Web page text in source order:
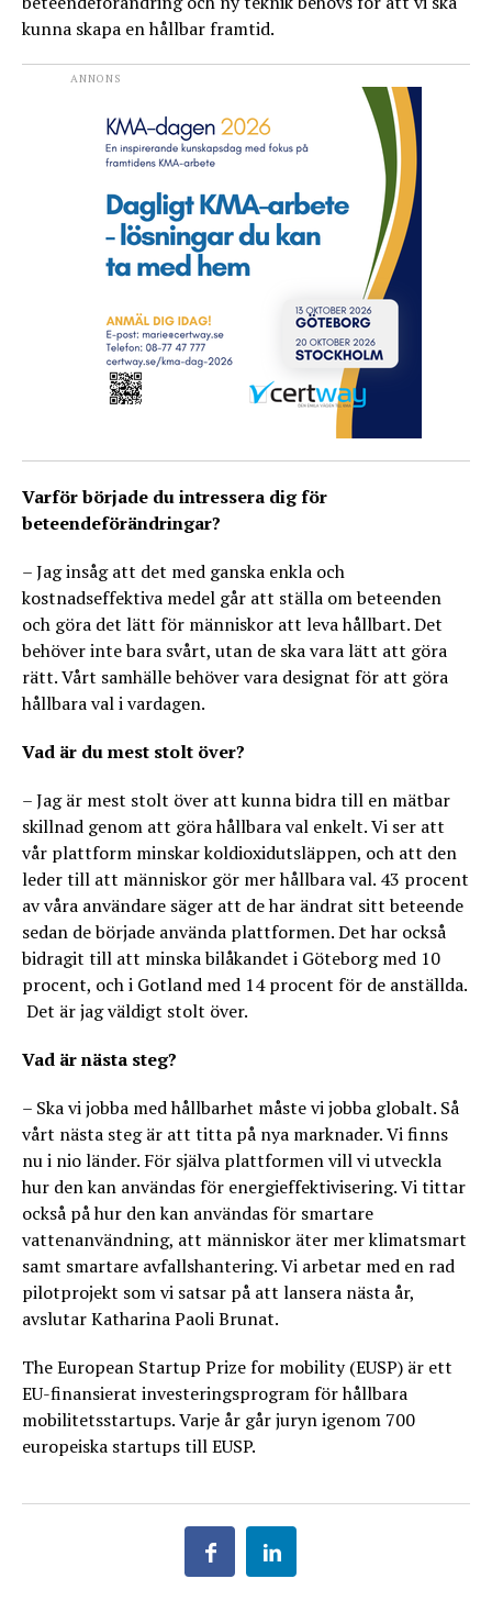
kunna skapa en hållbar framtid.
Varför började du intressera dig för
beteendeförändringar?
– Jag insåg att det med ganska enkla och
kostnadseffektiva medel går att ställa om beteenden
och göra det lätt för människor att leva hållbart. Det
behöver inte bara svårt, utan de ska vara lätt att göra
rätt. Vårt samhälle behöver vara designat för att göra
hållbara val i vardagen.
Vad är du mest stolt över?
– Jag är mest stolt över att kunna bidra till en mätbar
skillnad genom att göra hållbara val enkelt. Vi ser att
vår plattform minskar koldioxidutsläppen, och att den
leder till att människor gör mer hållbara val. 43 procent
av våra användare säger att de har ändrat sitt beteende
sedan de började använda plattformen. Det har också
bidragit till att minska bilåkandet i Göteborg med 10
procent, och i Gotland med 14 procent för de anställda.
Det är jag väldigt stolt över.
Vad är nästa steg?
– Ska vi jobba med hållbarhet måste vi jobba globalt. Så
vårt nästa steg är att titta på nya marknader. Vi finns
nu i nio länder. För själva plattformen vill vi utveckla
hur den kan användas för energieffektivisering. Vi tittar
också på hur den kan användas för smartare
vattenanvändning, att människor äter mer klimatsmart
samt smartare avfallshantering. Vi arbetar med en rad
pilotprojekt som vi satsar på att lansera nästa år,
avslutar Katharina Paoli Brunat.
The European Startup Prize for mobility (EUSP) är ett
EU-finansierat investeringsprogram för hållbara
mobilitetsstartups. Varje år går juryn igenom 700
europeiska startups till EUSP.